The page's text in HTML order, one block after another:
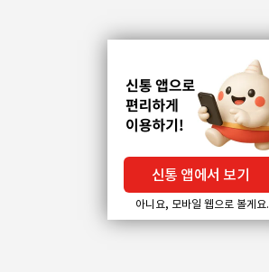
신통 앱에서 보기
아니요, 모바일 웹으로 볼게요.